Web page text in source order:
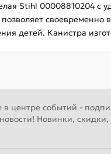
Stihl 00008810204 с
детей. Канистра
в центре событий -
Новинки, скидки,